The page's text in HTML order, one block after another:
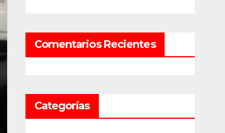
Comentarios Recientes
Categorías